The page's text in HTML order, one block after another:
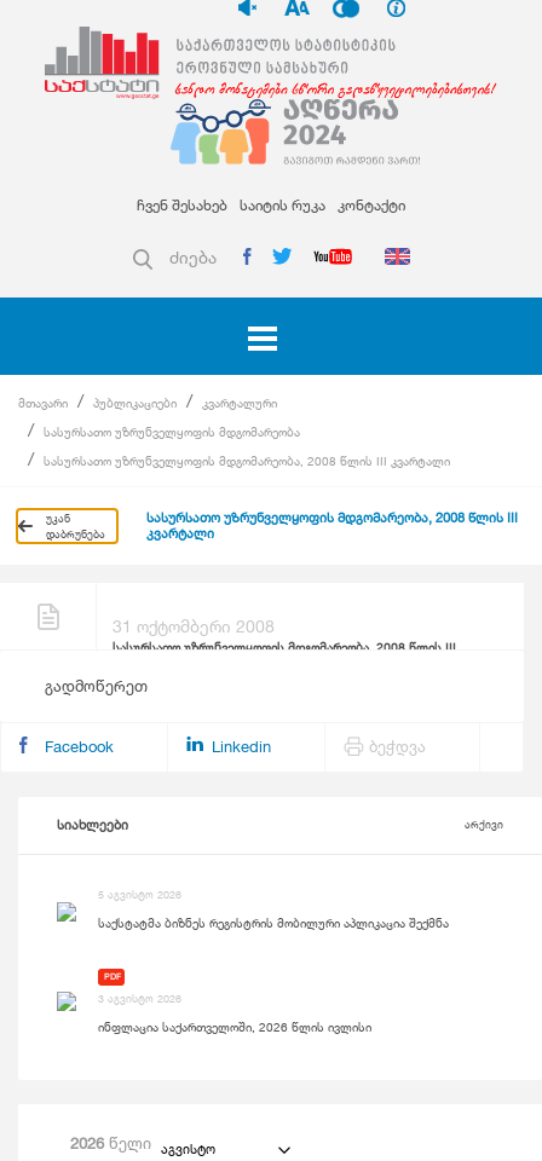
ჩვენ შესახებ საიტის რუკა კონტაქტი
ძიება
მთავარი პუბლიკაციები
კვარტალური
სასურსათო უზრუნველყოფის მდგომარეობა
სასურსათო უზრუნველყოფის მდგომარეობა, 2008 წლის III კვარტალი
უკან
დაბრუნება
სასურსათო უზრუნველყოფის მდგომარეობა, 2008 წლის III
კვარტალი
სასურსათო უზრუნველყოფის მდგომარეობა, 2008 წლის III
31 ოქტომბერი 2008
გადმოწერეთ
Facebook Linkedin ბეჭდვა
სიახლეები არქივი
5 აგვისტო 2026
საქსტატმა ბიზნეს რეგისტრის მობილური აპლიკაცია შექმნა
PDF
3 აგვისტო 2026
ინფლაცია საქართველოში, 2026 წლის ივლისი
2026წელი აგვისტო